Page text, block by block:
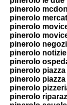
pinerolo
pinerolo
pinerolo
pinerolo
pinerolo negozi
pinerolo
pinerolo
pinerolo
pinerolo
pinerolo
pinerolo